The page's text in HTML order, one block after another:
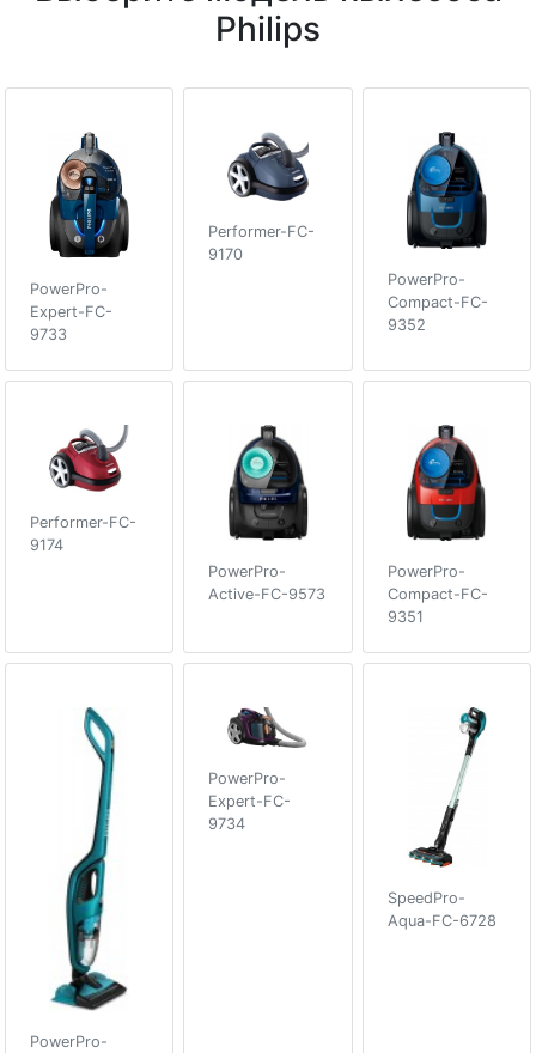
Philips
PowerPro-
Expert-FC-
9733
Performer-FC-
9170
PowerPro-
Compact-FC-
9352
Performer-FC-
9174
PowerPro-
Active-FC-9573
PowerPro-
Compact-FC-
9351
PowerPro-
PowerPro-
Expert-FC-
9734
SpeedPro-
Aqua-FC-6728